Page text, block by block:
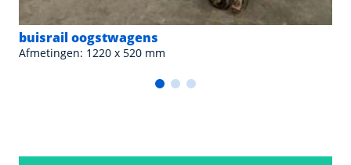
buisrail oogstwagens
Afmetingen: 1220 x 520 mm